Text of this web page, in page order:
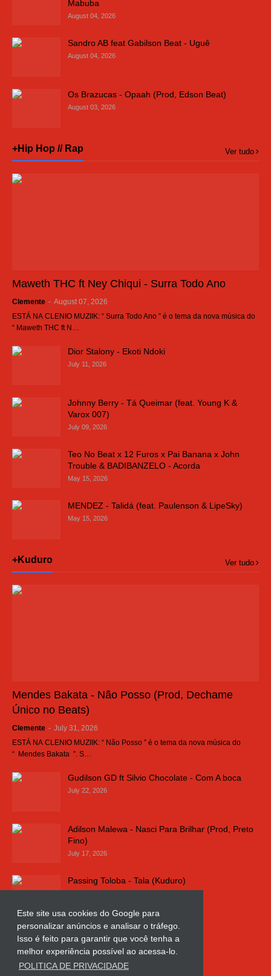
Este site usa cookies do Google para
personalizar anúncios e analisar o tráfego.
Isso é feito para garantir que você tenha a
melhor experiência possível ao acessa-lo.
POLITICA DE PRIVACIDADE
Mabuba
August 04, 2026
Sandro AB feat Gabilson Beat - Uguê
August 04, 2026
Os Brazucas - Opaah (Prod, Edson Beat)
August 03, 2026
+Hip Hop // Rap Ver tudo
Maweth THC ft Ney Chiqui - Surra Todo Ano
Clemente - August 07, 2026
ESTÁ NA CLENIO MUZIIK: “ Surra Todo Ano ” é o tema da nova música do
“ Maweth THC ft N…
Dior Stalony - Ekoti Ndoki
July 11, 2026
Johnny Berry - Tá Queimar (feat. Young K &
Varox 007)
July 09, 2026
Teo No Beat x 12 Furos x Pai Banana x John
Trouble & BADIBANZELO - Acorda
May 15, 2026
MENDEZ - Talidá (feat. Paulenson & LipeSky)
May 15, 2026
+Kuduro Ver tudo
Mendes Bakata - Não Posso (Prod, Dechame
Único no Beats)
Clemente - July 31, 2026
ESTÁ NA CLENIO MUZIIK: “ Não Posso ” é o tema da nova música do
“ Mendes Bakata ”. S…
Gudilson GD ft Silvio Chocolate - Com A boca
July 22, 2026
Adilson Malewa - Nasci Para Brilhar (Prod, Preto
Fino)
July 17, 2026
Passing Toloba - Tala (Kuduro)
Russo k - Ligação da Comarca
July 11, 2026